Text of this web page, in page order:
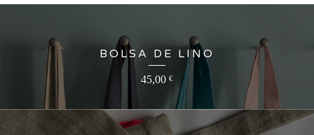
BOLSA DE LINO
45,00 €